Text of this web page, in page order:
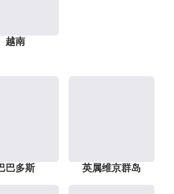
越南
巴多斯 英属维京群岛